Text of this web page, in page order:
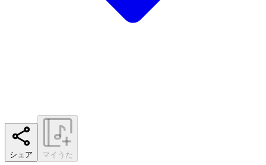
シェア マイうた